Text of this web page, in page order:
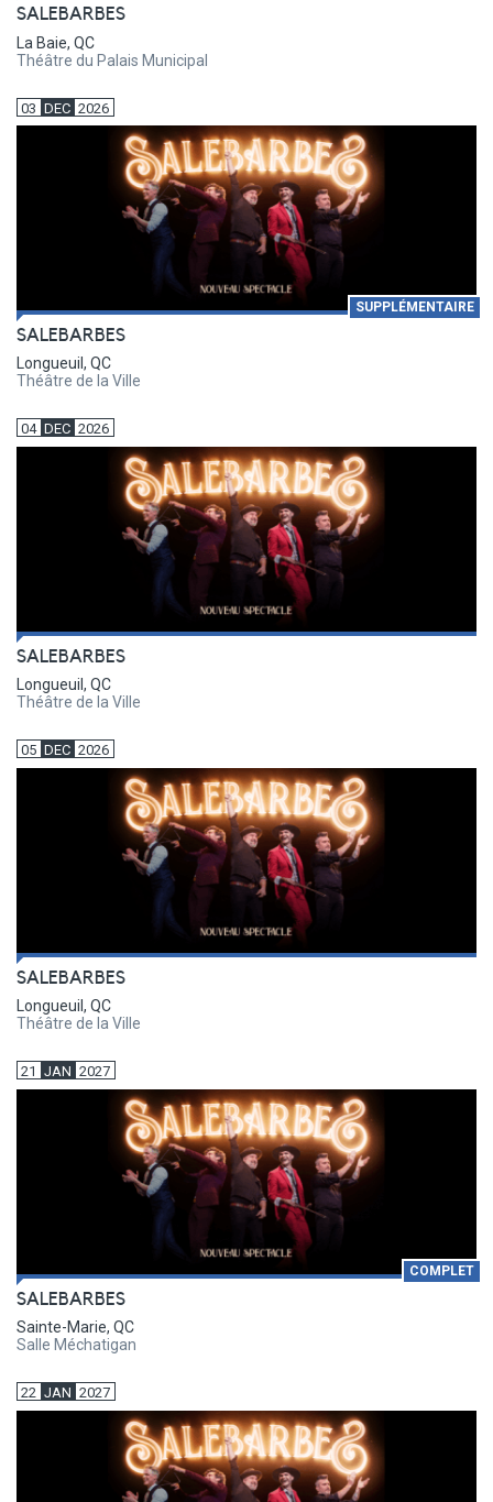
SALEBARBES
La Baie, QC
Théâtre du Palais Municipal
03 DEC 2026
SUPPLÉMENTAIRE
SALEBARBES
Longueuil, QC
Théâtre de la Ville
04 DEC 2026
SALEBARBES
Longueuil, QC
Théâtre de la Ville
05 DEC 2026
SALEBARBES
Longueuil, QC
Théâtre de la Ville
21 JAN 2027
COMPLET
SALEBARBES
Sainte-Marie, QC
Salle Méchatigan
22 JAN 2027